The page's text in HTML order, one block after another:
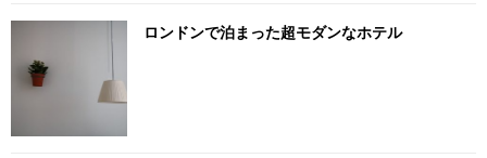
ロンドンで泊まった超モダンなホテル